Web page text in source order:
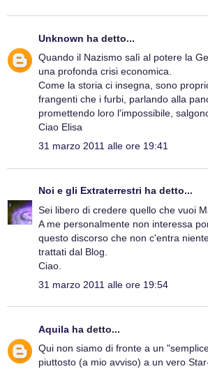
Unknown ha detto...
Quando il Nazismo salì al potere la
una profonda crisi economica.
Come la storia ci insegna, sono
frangenti che i furbi, parlando alla
promettendo loro l'impossibile,
Ciao Elisa
31 marzo 2011 alle ore 19:41
Noi e gli Extraterrestri ha detto...
Sei libero di credere quello che vuoi
A me personalmente non interessa
questo discorso che non c'entra
trattati dal Blog.
Ciao.
31 marzo 2011 alle ore 19:54
Aquila ha detto...
Qui non siamo di fronte a un
piuttosto (a mio avviso) a un vero